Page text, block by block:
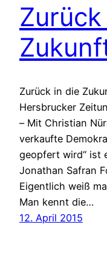
Zurück in die
Hersbrucker
– Mit Christian
verkaufte
geopfert wird“ ist
Jonathan Safran
Eigentlich weiß
Man kennt die…
12. April 2015